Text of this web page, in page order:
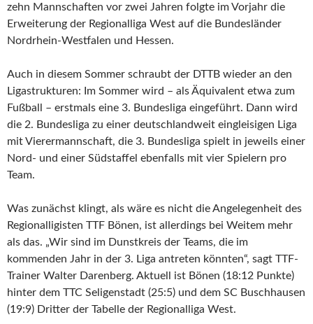
zehn Mannschaften vor zwei Jahren folgte im Vorjahr die
Erweiterung der Regionalliga West auf die Bundesländer
Nordrhein-Westfalen und Hessen.
Auch in diesem Sommer schraubt der DTTB wieder an den
Ligastrukturen: Im Sommer wird – als Äquivalent etwa zum
Fußball – erstmals eine 3. Bundesliga eingeführt. Dann wird
die 2. Bundesliga zu einer deutschlandweit eingleisigen Liga
mit Vierermannschaft, die 3. Bundesliga spielt in jeweils einer
Nord- und einer Südstaffel ebenfalls mit vier Spielern pro
Team.
Was zunächst klingt, als wäre es nicht die Angelegenheit des
Regionalligisten TTF Bönen, ist allerdings bei Weitem mehr
als das. „Wir sind im Dunstkreis der Teams, die im
kommenden Jahr in der 3. Liga antreten könnten“, sagt TTF-
Trainer Walter Darenberg. Aktuell ist Bönen (18:12 Punkte)
hinter dem TTC Seligenstadt (25:5) und dem SC Buschhausen
(19:9) Dritter der Tabelle der Regionalliga West.